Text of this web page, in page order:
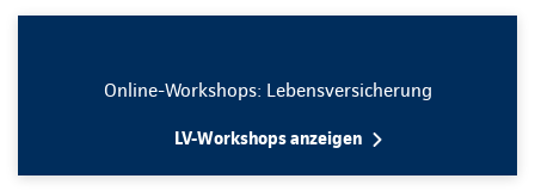
Online-Workshops: Lebensversicherung
LV-Workshops anzeigen